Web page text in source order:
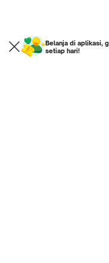
Belanja di aplikasi,
setiap hari!